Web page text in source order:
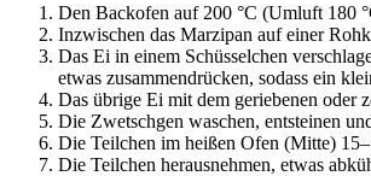
Den Backofen auf 200 °C (Umluft 180
Inzwischen das Marzipan auf einer
Das Ei in einem Schüsselchen
etwas zusammendrücken, sodass ein
Das übrige Ei mit dem geriebenen oder
Die Zwetschgen waschen, entsteinen
Die Teilchen im heißen Ofen (Mitte)
Die Teilchen herausnehmen, etwas